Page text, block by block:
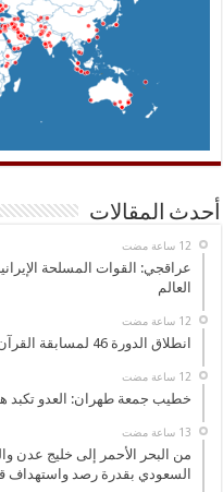
أحدث المقالات
عراقجي: القوات المسلحة
العالم
انطلاق الدورة 46 لمسابقة القرآن الدولية في مكة
خطيب جمعة طهران: العدو تكبد
من البحر الأحمر إلى خليج عدن
السعودي بقدرة رصد واستهداف